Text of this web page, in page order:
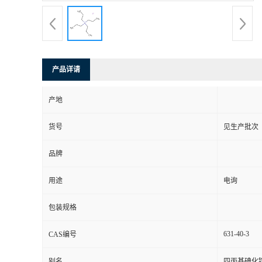
产品详请
产地
货号 见生产批次
品牌
用途 电询
包装规格
CAS编号 631-40-3